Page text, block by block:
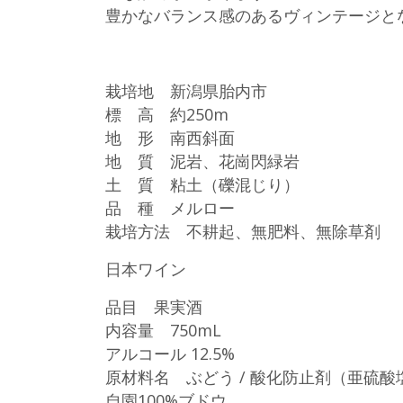
豊かなバランス感のあるヴィンテージと
栽培地 新潟県胎内市
標 高 約250m
地 形 南西斜面
地 質 泥岩、花崗閃緑岩
土 質 粘土（礫混じり）
品 種 メルロー
栽培方法 不耕起、無肥料、無除草剤
日本ワイン
品目 果実酒
内容量 750mL
アルコール 12.5%
原材料名 ぶどう / 酸化防止剤（亜硫酸